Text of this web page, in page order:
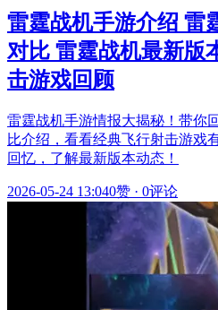
雷霆战机手游介绍 雷
对比 雷霆战机最新版
击游戏回顾
雷霆战机手游情报大揭秘！带你
比介绍，看看经典飞行射击游戏
回忆，了解最新版本动态！
2026-05-24 13:040赞 · 0评论